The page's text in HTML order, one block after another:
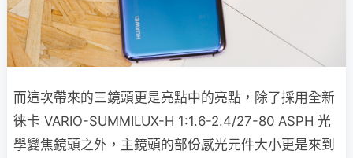
而這次帶來的三鏡頭更是亮點中的亮點，除了採用全新
徕卡 VARIO-SUMMILUX-H 1:1.6-2.4/27-80 ASPH 光
學變焦鏡頭之外，主鏡頭的部份感光元件大小更是來到